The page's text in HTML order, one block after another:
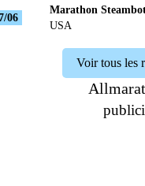
06
Marathon
USA
Voir tous les